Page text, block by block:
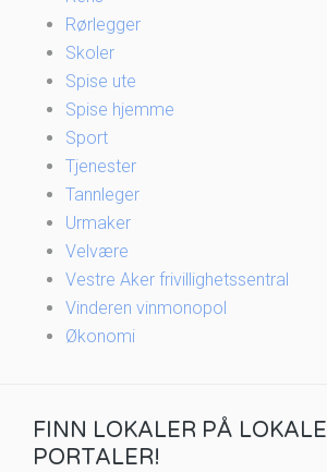
Rørlegger
Skoler
Spise ute
Spise hjemme
Sport
Tjenester
Tannleger
Urmaker
Velvære
Vestre Aker frivillighetssentral
Vinderen vinmonopol
Økonomi
FINN LOKALER PÅ LOKALE
PORTALER!